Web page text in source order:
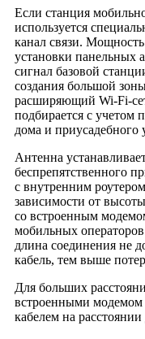
деревня Ухорское
деревня Хрипенки
деревня Чевкино
деревня Шатилово
деревня Ясаково
деревня Ясаковские
деревня Новые
село Бельское
село Веретье
село Выжелес
село Выползово
село Выселки
село Гавриловское
село Горицы
Если станция
используется
канал связи.
установки панельных
сигнал базовой
создания большой
расширяющий Wi-Fi-
подбирается с учетом
дома и приусадебного
Антенна
беспрепятственного
с внутренним
зависимости от
со встроенным
мобильных
длина соединения не
кабель, тем выше
Для больших
встроенными
кабелем на